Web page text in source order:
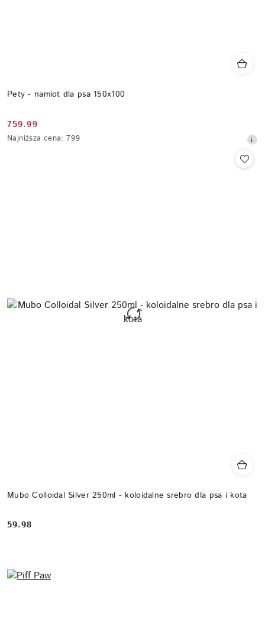
Pety - namiot dla psa 150x100
Cena
promocyjna:
759.99
Najniższa
Najniższa cena: 799
Mubo Colloidal Silver 250ml - koloidalne srebro dla psa i kota
Cena:
59.98